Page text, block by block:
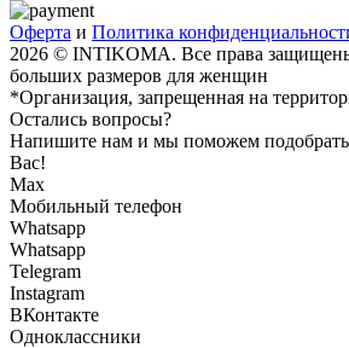
Оферта и Политика
2026 © INTIKOMA. Все права
больших размеров для женщин
*Организация, запрещенная на
Остались вопросы?
Напишите нам и мы поможем
Вас!
Max
Мобильный телефон
Whatsapp
Whatsapp
Telegram
Instagram
ВКонтакте
Одноклассники